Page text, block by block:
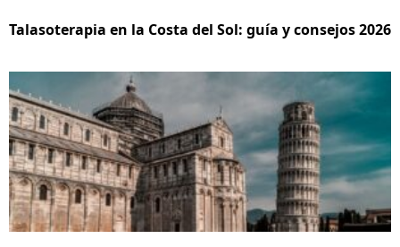
Talasoterapia en la Costa del Sol: guía y consejos 2026